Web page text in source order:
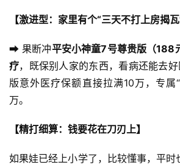
【激进型：家里有个“三天不打上房揭瓦
➡ 果断冲平安小神童7号尊贵版（188
疗，既保别人家的东西，看病还能去
版意外医疗保额直接拉满10万，专属
万。
【精打细算：钱要花在刀刃上】
如果娃已经上小学了，比较懂事，平时